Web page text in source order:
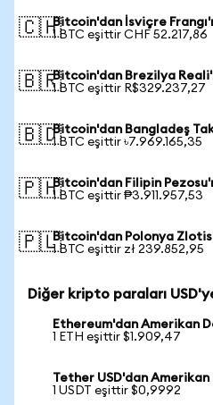
🇨🇭Bitcoin'dan İsviçre
1 BTC eşittir CHF 52.217,86
🇧🇷Bitcoin'dan Brezilya
1 BTC eşittir R$329.237,27
🇧🇩Bitcoin'dan Bangladeş
1 BTC eşittir ৳7.969.165,35
🇵🇭Bitcoin'dan Filipin
1 BTC eşittir ₱3.911.957,53
🇵🇱Bitcoin'dan Polonya
1 BTC eşittir zł 239.852,95
Diğer kripto paraları
Ethereum'dan Amerikan
1 ETH eşittir $1.909,47
Tether USD'dan Amerikan
1 USDT eşittir $0,9992